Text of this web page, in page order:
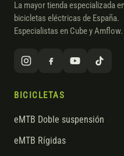
La mayor tienda especializada
bicicletas eléctricas de España.
Especialistas en Cube y Amflow.
BICICLETAS
eMTB Doble suspensión
eMTB Rígidas